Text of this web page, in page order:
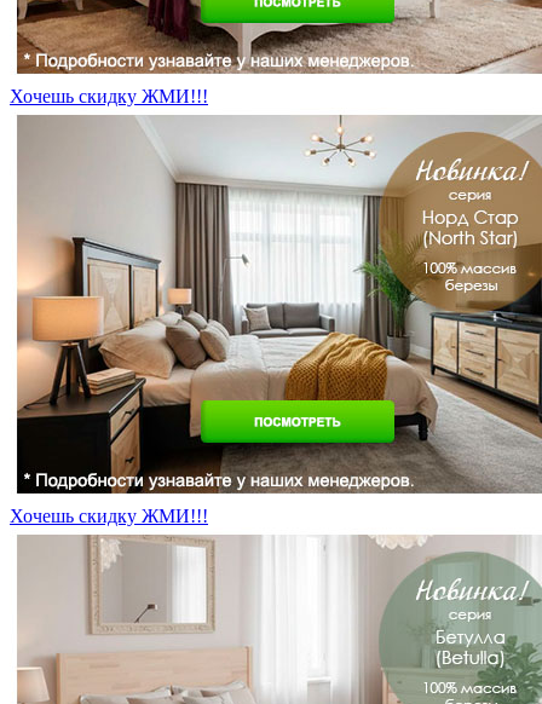
Хочешь скидку ЖМИ!!!
Хочешь скидку ЖМИ!!!